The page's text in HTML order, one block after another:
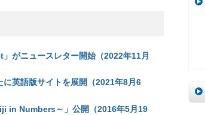
がニュースレター開始（2022年11月
英語版サイトを展開（2021年8月6
in Numbers～」公開（2016年5月19